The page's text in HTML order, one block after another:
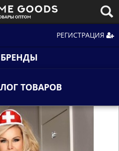
РЕГИСТРАЦИЯ
БРЕНДЫ
ТОВАРОВ